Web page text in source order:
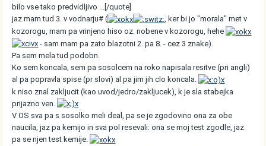
bilo vse tako predvidljivo ...[/quote]
jaz mam tud 3. v vodnarju# (
, ker bi jo "morala" met v
kozorogu, mam pa vrinjeno hiso oz. nobene v kozorogu, hehe
- sam mam pa zato blazotni 2. pa 8. - cez 3 znake).
Pa sem mela tud podobn.
Ko sem koncala, sem pa sosolcem na roko napisala resitve (pri angli)
al pa popravla spise (pr slovi) al pa jim jih clo koncala.
k niso znal zakljucit (kao uvod/jedro/zakljucek), k je sla stabejka
prijazno ven.
V OS sva pa s sosolko meli deal, pa se je zgodovino ona za obe
naucila, jaz pa kemijo in sva pol resevali: ona se moj test zgodle, jaz
pa se njen test kemije.